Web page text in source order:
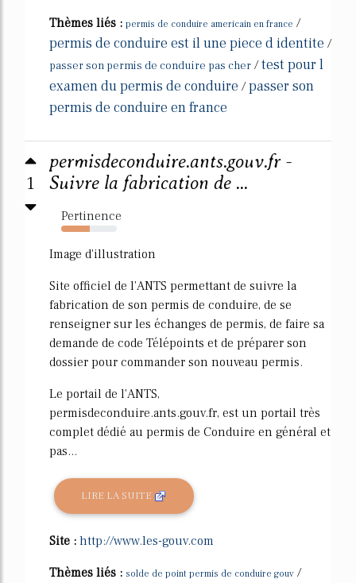
Thèmes liés : permis de conduire americain en france /
permis de conduire est il une piece d identite /
passer son permis de conduire pas cher /test pour l
examen du permis de conduire /passer son
permis de conduire en france
1
permisdeconduire.ants.gouv.fr -
Suivre la fabrication de ...
Pertinence
52%
Image d'illustration
Site officiel de l'ANTS permettant de suivre la
fabrication de son permis de conduire, de se
renseigner sur les échanges de permis, de faire sa
demande de code Télépoints et de préparer son
dossier pour commander son nouveau permis.
Le portail de l'ANTS,
permisdeconduire.ants.gouv.fr, est un portail très
complet dédié au permis de Conduire en général et
pas...
LIRE LA SUITE
Site : http://www.les-gouv.com
Thèmes liés : solde de point permis de conduire gouv /